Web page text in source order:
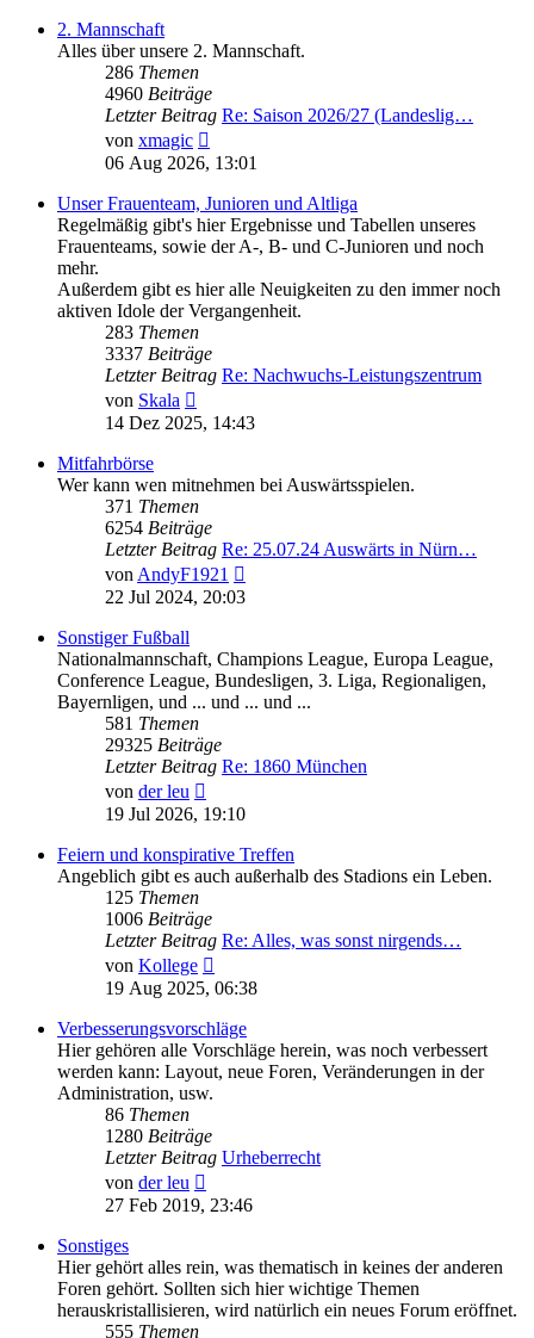
2. Mannschaft
Alles über unsere 2. Mannschaft.
286 Themen
4960 Beiträge
Letzter Beitrag Re: Saison 2026/27 (Landeslig…
von xmagic
Beitrag
06 Aug 2026, 13:01
Unser Frauenteam, Junioren und Altliga
Regelmäßig gibt's hier Ergebnisse und Tabellen unseres
Frauenteams, sowie der A-, B- und C-Junioren und noch
mehr.
Außerdem gibt es hier alle Neuigkeiten zu den immer noch
aktiven Idole der Vergangenheit.
283 Themen
3337 Beiträge
Letzter Beitrag Re: Nachwuchs-Leistungszentrum
von Skala
Beitrag
14 Dez 2025, 14:43
Mitfahrbörse
Wer kann wen mitnehmen bei Auswärtsspielen.
371 Themen
6254 Beiträge
Letzter Beitrag Re: 25.07.24 Auswärts in Nürn…
von AndyF1921
22 Jul 2024, 20:03
Sonstiger Fußball
Nationalmannschaft, Champions League, Europa League,
Conference League, Bundesligen, 3. Liga, Regionaligen,
Bayernligen, und ... und ... und ...
581 Themen
29325 Beiträge
Letzter Beitrag Re: 1860 München
von der leu
Beitrag
19 Jul 2026, 19:10
Feiern und konspirative Treffen
Angeblich gibt es auch außerhalb des Stadions ein Leben.
125 Themen
1006 Beiträge
Letzter Beitrag Re: Alles, was sonst nirgends…
von Kollege
Beitrag
19 Aug 2025, 06:38
Verbesserungsvorschläge
Hier gehören alle Vorschläge herein, was noch verbessert
werden kann: Layout, neue Foren, Veränderungen in der
Administration, usw.
86 Themen
1280 Beiträge
Letzter Beitrag Urheberrecht
von der leu
Beitrag
27 Feb 2019, 23:46
Sonstiges
Hier gehört alles rein, was thematisch in keines der anderen
Foren gehört. Sollten sich hier wichtige Themen
herauskristallisieren, wird natürlich ein neues Forum eröffnet.
555 Themen